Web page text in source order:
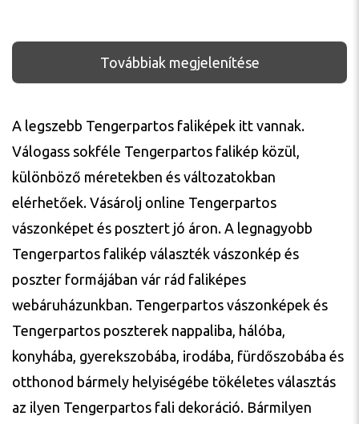
Továbbiak megjelenítése
A legszebb Tengerpartos faliképek itt vannak.
Válogass sokféle Tengerpartos falikép közül,
különböző méretekben és változatokban
elérhetőek. Vásárolj online Tengerpartos
vászonképet és posztert jó áron. A legnagyobb
Tengerpartos falikép választék vászonkép és
poszter formájában vár rád faliképes
webáruházunkban. Tengerpartos vászonképek és
Tengerpartos poszterek nappaliba, hálóba,
konyhába, gyerekszobába, irodába, fürdőszobába és
otthonod bármely helyiségébe tökéletes választás
az ilyen Tengerpartos fali dekoráció. Bármilyen